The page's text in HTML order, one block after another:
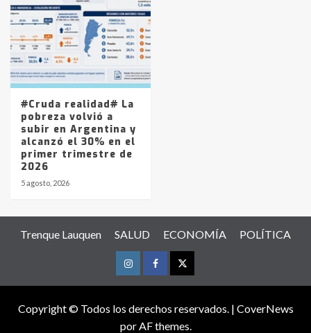
#Cruda realidad# La
pobreza volvió a
subir en Argentina y
alcanzó el 30% en el
primer trimestre de
2026
5 agosto, 2026
Trenque Lauquen SALUD ECONOMÍA POLÍTICA
InstagramFacebookTwitter
Copyright © Todos los derechos reservados. | CoverNews
por AF themes.